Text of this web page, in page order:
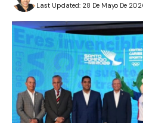
Last Updated: 28 De Mayo De